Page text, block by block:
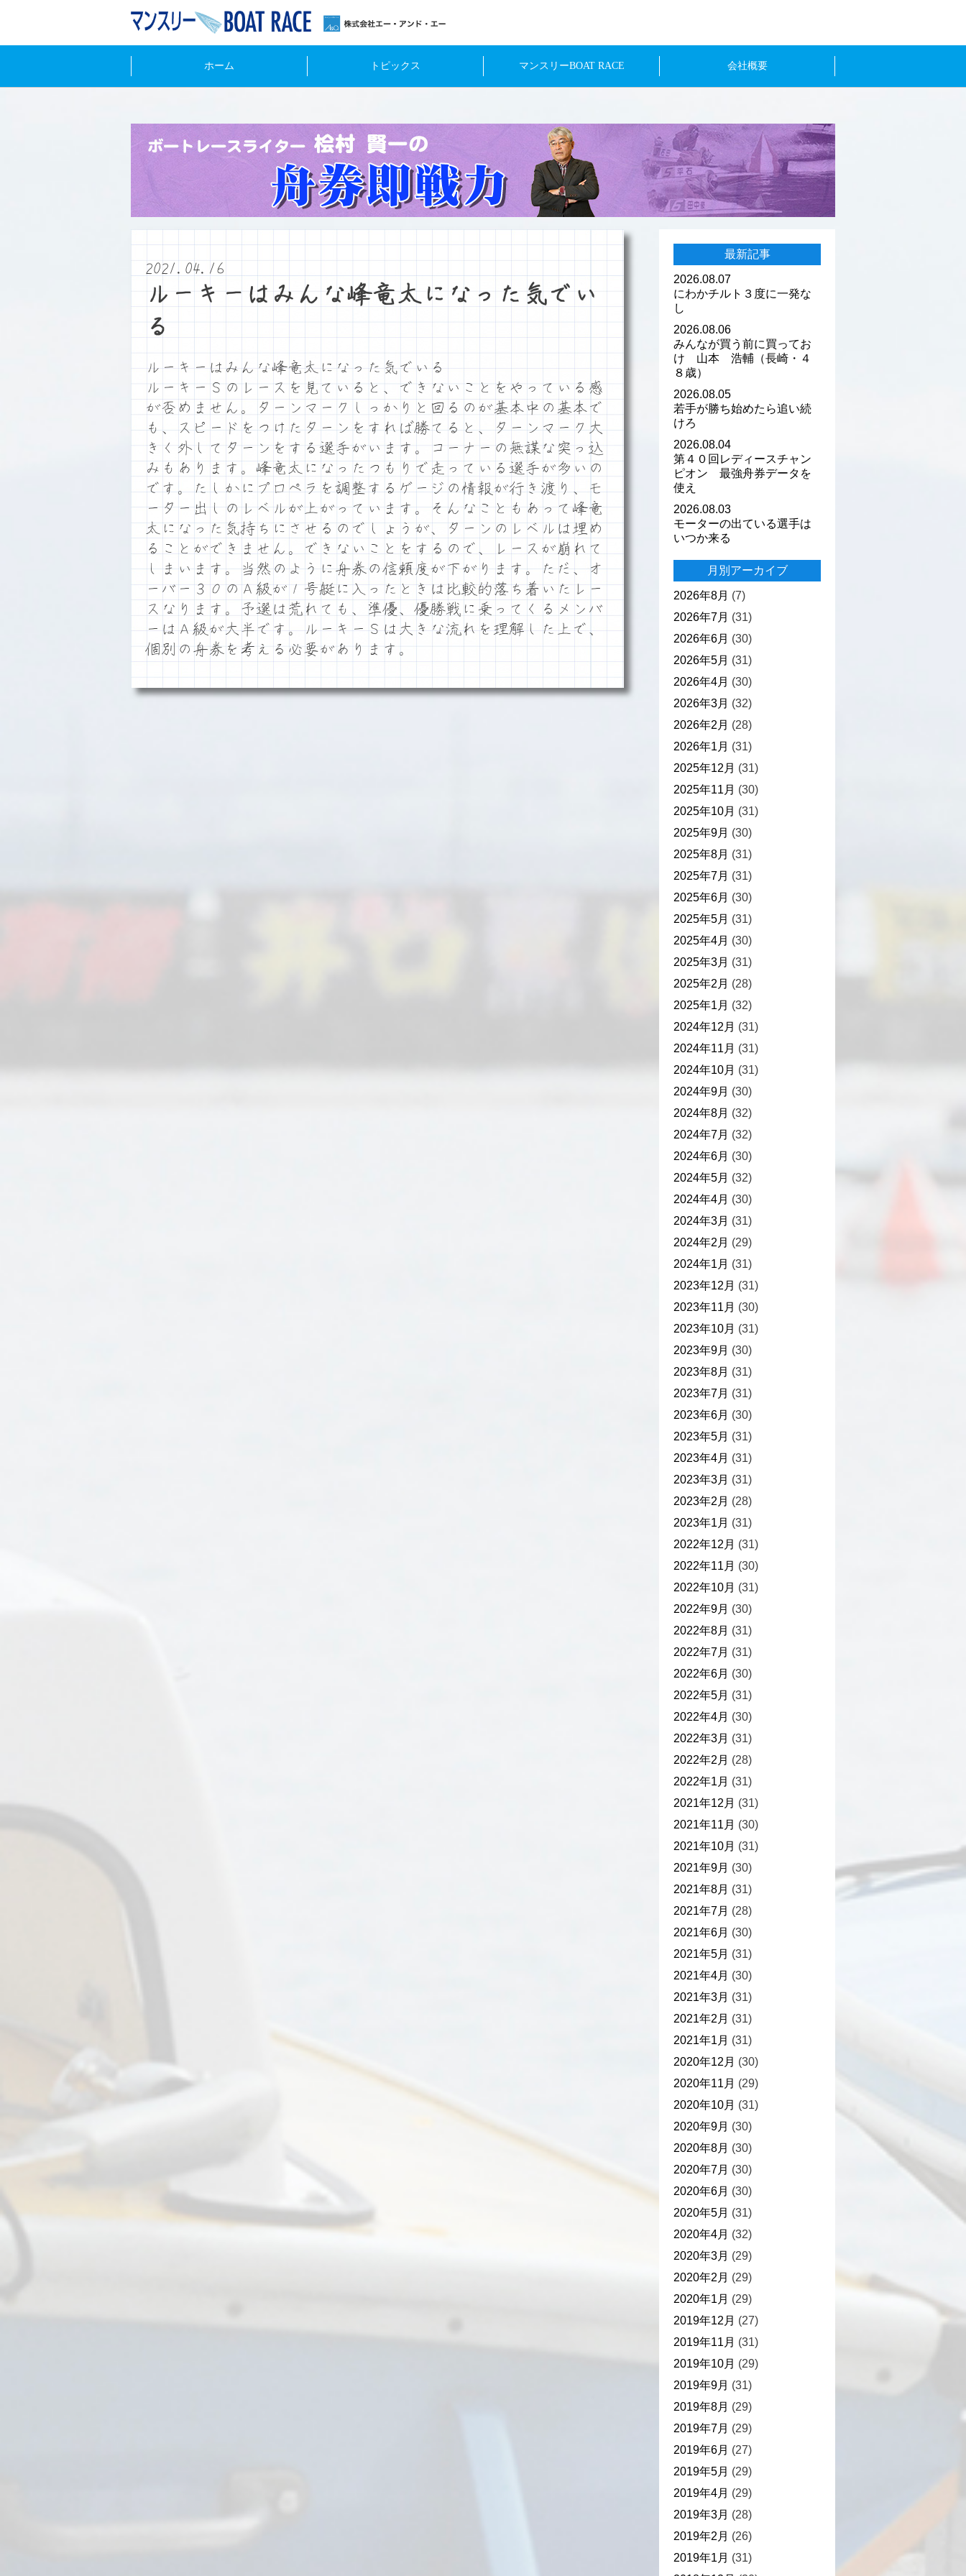
ホーム トピックス マンスリーBOAT RACE 会社概要
2021.04.16
ルーキーはみんな峰竜太になった気でい
る
ルーキーはみんな峰竜太になった気でいる
ルーキーＳのレースを見ていると、できないことをやっている感
が否めません。ターンマークしっかりと回るのが基本中の基本で
も、スピードをつけたターンをすれば勝てると、ターンマーク大
きく外してターンをする選手がいます。コーナーの無謀な突っ込
みもあります。峰竜太になったつもりで走っている選手が多いの
です。たしかにプロペラを調整するゲージの情報が行き渡り、モ
ーター出しのレベルが上がっています。そんなこともあって峰竜
太になった気持ちにさせるのでしょうが、ターンのレベルは埋め
ることができません。できないことをするので、レースが崩れて
しまいます。当然のように舟券の信頼度が下がります。ただ、オ
ーバー３０のＡ級が１号艇に入ったときは比較的落ち着いたレー
スなります。予選は荒れても、準優、優勝戦に乗ってくるメンバ
ーはＡ級が大半です。ルーキーＳは大きな流れを理解した上で、
個別の舟券を考える必要があります。
最新記事
2026.08.07
にわかチルト３度に一発な
し
2026.08.06
みんなが買う前に買ってお
け 山本 浩輔（長崎・４
８歳）
2026.08.05
若手が勝ち始めたら追い続
けろ
2026.08.04
第４０回レディースチャン
ピオン 最強舟券データを
使え
2026.08.03
モーターの出ている選手は
いつか来る
月別アーカイブ
2026年8月 (7)
2026年7月 (31)
2026年6月 (30)
2026年5月 (31)
2026年4月 (30)
2026年3月 (32)
2026年2月 (28)
2026年1月 (31)
2025年12月 (31)
2025年11月 (30)
2025年10月 (31)
2025年9月 (30)
2025年8月 (31)
2025年7月 (31)
2025年6月 (30)
2025年5月 (31)
2025年4月 (30)
2025年3月 (31)
2025年2月 (28)
2025年1月 (32)
2024年12月 (31)
2024年11月 (31)
2024年10月 (31)
2024年9月 (30)
2024年8月 (32)
2024年7月 (32)
2024年6月 (30)
2024年5月 (32)
2024年4月 (30)
2024年3月 (31)
2024年2月 (29)
2024年1月 (31)
2023年12月 (31)
2023年11月 (30)
2023年10月 (31)
2023年9月 (30)
2023年8月 (31)
2023年7月 (31)
2023年6月 (30)
2023年5月 (31)
2023年4月 (31)
2023年3月 (31)
2023年2月 (28)
2023年1月 (31)
2022年12月 (31)
2022年11月 (30)
2022年10月 (31)
2022年9月 (30)
2022年8月 (31)
2022年7月 (31)
2022年6月 (30)
2022年5月 (31)
2022年4月 (30)
2022年3月 (31)
2022年2月 (28)
2022年1月 (31)
2021年12月 (31)
2021年11月 (30)
2021年10月 (31)
2021年9月 (30)
2021年8月 (31)
2021年7月 (28)
2021年6月 (30)
2021年5月 (31)
2021年4月 (30)
2021年3月 (31)
2021年2月 (31)
2021年1月 (31)
2020年12月 (30)
2020年11月 (29)
2020年10月 (31)
2020年9月 (30)
2020年8月 (30)
2020年7月 (30)
2020年6月 (30)
2020年5月 (31)
2020年4月 (32)
2020年3月 (29)
2020年2月 (29)
2020年1月 (29)
2019年12月 (27)
2019年11月 (31)
2019年10月 (29)
2019年9月 (31)
2019年8月 (29)
2019年7月 (29)
2019年6月 (27)
2019年5月 (29)
2019年4月 (29)
2019年3月 (28)
2019年2月 (26)
2019年1月 (31)